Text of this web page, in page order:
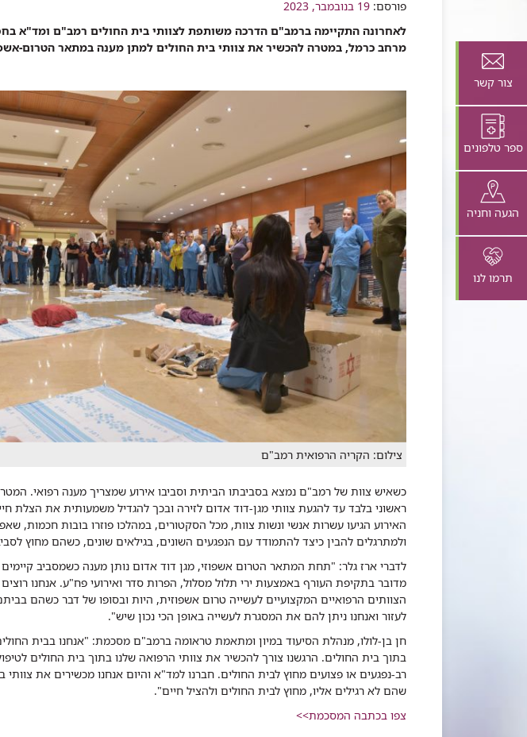
צור קשר
ספר טלפונים
הגעה וחניה
תרמו לנו
שיתוף
פורסם: 19 בנובמבר, 2023
לאחרונה התקיימה ברמב"ם הדרכה משותפת לצוותי בית החולים רמב"ם ומד"א
מרחב כרמל, במטרה להכשיר את צוותי בית החולים למתן מענה במתאר הטרום-
צילום: הקריה הרפואית רמב"ם
כשאיש צוות של רמב"ם נמצא בסביבתו הביתית וסביבו אירוע שמצריך מענה רפואי.
ראשוני בלבד עד להגעת צוותי מגן-דוד אדום לזירה ובכך להגדיל משמעותית את הצלת
האירוע הגיעו עשרות אנשי ונשות צוות, מכל הסקטורים, במהלכו פוזרו בובות חכמות,
ולמתרגלים להבין כיצד להתמודד עם הנפגעים השונים, בגילאים שונים, כשהם מחוץ
לדברי ארז גלר: "תחת המתאר הטרום אשפוזי, מגן דוד אדום נותן מענה כשמסביב קיימים
מדובר בתקיפת העורף באמצעות ירי תלול מסלול, הפרות סדר ואירועי פח"ע. אנחנו
הצוותים הרפואיים המקצועיים לעשייה טרום אשפוזית, היות ובסופו של דבר כשהם
לעזור ואנחנו ניתן להם את המסגרת לעשייה באופן הכי נכון שיש".
חן בן-לולו, מנהלת הסיעוד במיון ומתאמת טראומה ברמב"ם מסכמת: "אנחנו בבית
בתוך בית החולים. הרגשנו צורך להכשיר את צוותי הרפואה שלנו בתוך בית החולים
רב-נפגעים או פצועים מחוץ לבית החולים. חברנו למד"א והיום אנחנו מכשירים את
שהם לא רגילים אליו, מחוץ לבית החולים ולהציל חיים".
צפו בכתבה המסכמת>>